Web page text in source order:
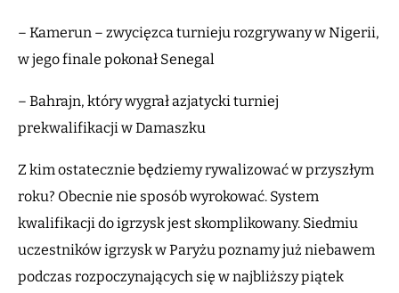
– Kamerun – zwycięzca turnieju rozgrywany w Nigerii,
w jego finale pokonał Senegal
– Bahrajn, który wygrał azjatycki turniej
prekwalifikacji w Damaszku
Z kim ostatecznie będziemy rywalizować w przyszłym
roku? Obecnie nie sposób wyrokować. System
kwalifikacji do igrzysk jest skomplikowany. Siedmiu
uczestników igrzysk w Paryżu poznamy już niebawem
podczas rozpoczynających się w najbliższy piątek